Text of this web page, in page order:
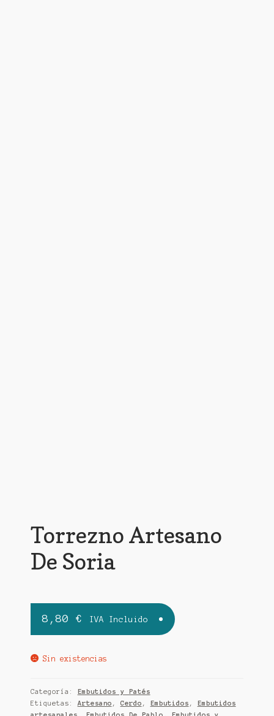
Torrezno Artesano
De Soria
8,80 € IVA Incluido
Sin existencias
Categoría: Embutidos y Patés
Etiquetas: Artesano , Cerdo , Embutidos , Embutidos
artesanales , Embutidos De Pablo , Embutidos y